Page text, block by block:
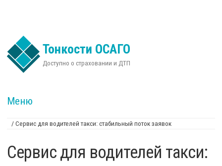
Тонкости ОСАГО
Доступно о страховании и ДТП
Меню
Вы здесь
/Сервис для водителей такси: стабильный поток заявок
Сервис для водителей такси: